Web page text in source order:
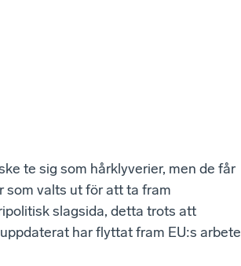
te sig som hårklyverier, men de får
som valts ut för att ta fram
slagsida, detta trots att
har flyttat fram EU:s arbete